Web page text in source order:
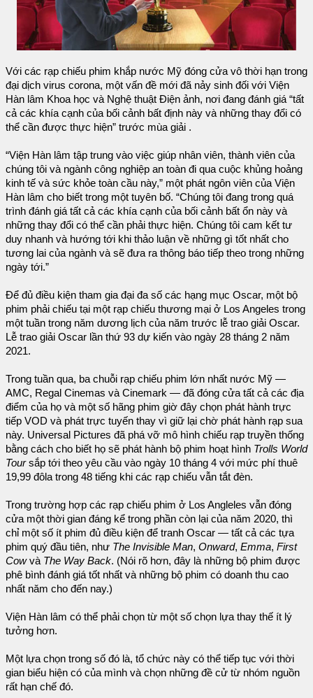
Với các rạp chiếu phim khắp nước Mỹ đóng cửa vô thời hạn trong
đại dịch virus corona, một vấn đề mới đã nảy sinh đối với Viện
Hàn lâm Khoa học và Nghệ thuật Điện ảnh, nơi đang đánh giá “tất
cả các khía cạnh của bối cảnh bất định này và những thay đổi có
thể cần được thực hiện” trước mùa giải .
“Viện Hàn lâm tập trung vào việc giúp nhân viên, thành viên của
chúng tôi và ngành công nghiệp an toàn đi qua cuộc khủng hoảng
kinh tế và sức khỏe toàn cầu này,” một phát ngôn viên của Viện
Hàn lâm cho biết trong một tuyên bố. “Chúng tôi đang trong quá
trình đánh giá tất cả các khía cạnh của bối cảnh bất ổn này và
những thay đổi có thể cần phải thực hiện. Chúng tôi cam kết tư
duy nhanh và hướng tới khi thảo luận về những gì tốt nhất cho
tương lai của ngành và sẽ đưa ra thông báo tiếp theo trong những
ngày tới.”
Để đủ điều kiện tham gia đại đa số các hạng mục Oscar, một bộ
phim phải chiếu tại một rạp chiếu thương mại ở Los Angeles trong
một tuần trong năm dương lịch của năm trước lễ trao giải Oscar.
Lễ trao giải Oscar lần thứ 93 dự kiến vào ngày 28 tháng 2 năm
2021.
Trong tuần qua, ba chuỗi rạp chiếu phim lớn nhất nước Mỹ —
AMC, Regal Cinemas và Cinemark — đã đóng cửa tất cả các địa
điểm của họ và một số hãng phim giờ đây chọn phát hành trực
tiếp VOD và phát trực tuyến thay vì giữ lại chờ phát hành rạp sua
này. Universal Pictures đã phá vỡ mô hình chiếu rạp truyền thống
bằng cách cho biết họ sẽ phát hành bộ phim hoạt hình Trolls World
Toursắp tới theo yêu cầu vào ngày 10 tháng 4 với mức phí thuê
19,99 đôla trong 48 tiếng khi các rạp chiếu vẫn tắt đèn.
Trong trường hợp các rạp chiếu phim ở Los Angleles vẫn đóng
cửa một thời gian đáng kể trong phần còn lại của năm 2020, thì
chỉ một số ít phim đủ điều kiện để tranh Oscar — tất cả các tựa
phim quý đầu tiên, như The Invisible Man, Onward, Emma, First
Cowvà The Way Back. (Nói rõ hơn, đây là những bộ phim được
phê bình đánh giá tốt nhất và những bộ phim có doanh thu cao
nhất năm cho đến nay.)
Viện Hàn lâm có thể phải chọn từ một số chọn lựa thay thế ít lý
tưởng hơn.
Một lựa chọn trong số đó là, tổ chức này có thể tiếp tục với thời
gian biểu hiện có của mình và chọn những đề cử từ nhóm nguồn
rất hạn chế đó.